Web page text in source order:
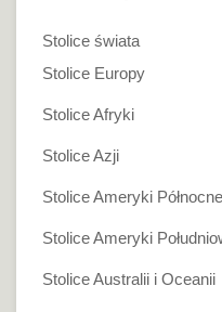
Stolice świata
Stolice Europy
Stolice Afryki
Stolice Azji
Stolice Ameryki
Stolice Ameryki
Stolice Australii i Oceanii